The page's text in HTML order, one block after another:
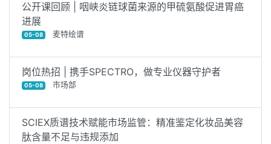
公开课回顾 | 咽峡炎链球菌来源的甲硫氨酸促进胃癌
进展
05-08 麦特绘谱
岗位热招 | 携手SPECTRO，做专业仪器守护者
05-08 市场部
SCIEX质谱技术赋能市场监管：精准鉴定化妆品美容
肽含量不足与违规添加